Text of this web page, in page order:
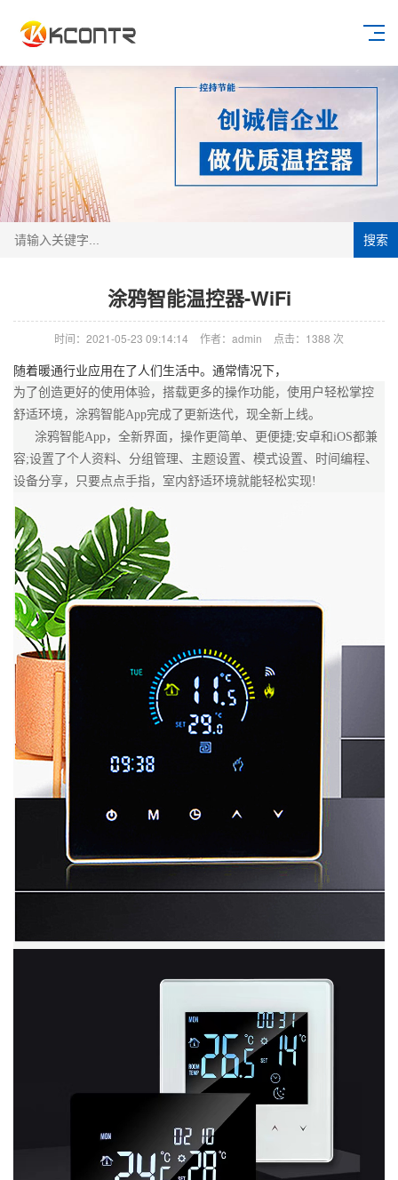
搜索
涂鸦智能温控器-WiFi
时间：2021-05-23 09:14:14 作者：admin 点击： 1388 次
随着暖通行业应用在了人们生活中。通常情况下，
为了创造更好的使用体验，搭载更多的操作功能，使用户轻松掌控
舒适环境，涂鸦智能App完成了更新迭代，现全新上线。
涂鸦智能App，全新界面，操作更简单、更便捷;安卓和iOS都兼
容;设置了个人资料、分组管理、主题设置、模式设置、时间编程、
设备分享，只要点点手指，室内舒适环境就能轻松实现!